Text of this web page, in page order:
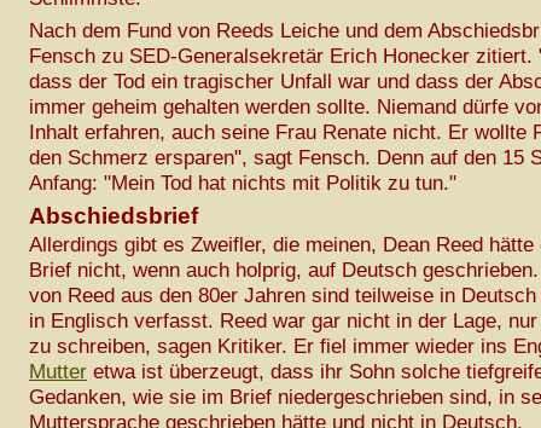
Nach dem Fund von Reeds Leiche und dem
Fensch zu SED-Generalsekretär Erich Honecker zitiert.
dass der Tod ein tragischer Unfall war und dass der
immer geheim gehalten werden sollte. Niemand dürfe
Inhalt erfahren, auch seine Frau Renate nicht. Er wollte
den Schmerz ersparen", sagt Fensch. Denn auf den 15
Anfang: "Mein Tod hat nichts mit Politik zu tun."
Abschiedsbrief
Allerdings gibt es Zweifler, die meinen, Dean Reed hätte
Brief nicht, wenn auch holprig, auf Deutsch
von Reed aus den 80er Jahren sind teilweise in
in Englisch verfasst. Reed war gar nicht in der Lage,
zu schreiben, sagen Kritiker. Er fiel immer wieder ins
Mutter etwa ist überzeugt, dass ihr Sohn solche
Gedanken, wie sie im Brief niedergeschrieben sind, in
Muttersprache geschrieben hätte und nicht in Deutsch.